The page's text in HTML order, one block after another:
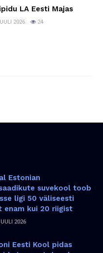
LA Eesti Majas
2026 24
Estonian
suvekool toob
ligi 50 väliseesti
enam kui 20 riigist
2026
Eesti Kool pidas